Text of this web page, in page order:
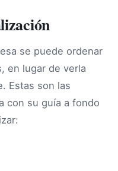
se puede ordenar
en lugar de verla
Estas son las
con su guía a fondo